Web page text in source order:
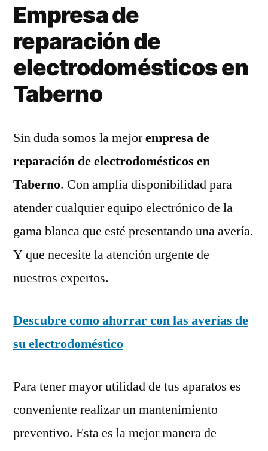
Empresa de
reparación de
electrodomésticos en
Taberno
Sin duda somos la mejorempresa de
reparación de electrodomésticos en
Taberno. Con amplia disponibilidad para
atender cualquier equipo electrónico de la
gama blanca que esté presentando una avería.
Y que necesite la atención urgente de
nuestros expertos.
Descubre como ahorrar con las averías de
su electrodoméstico
Para tener mayor utilidad de tus aparatos es
conveniente realizar un mantenimiento
preventivo. Esta es la mejor manera de